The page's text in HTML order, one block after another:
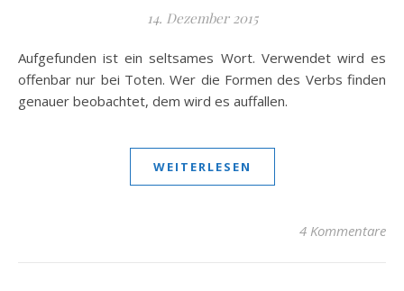
14. Dezember 2015
Aufgefunden ist ein seltsames Wort. Verwendet wird es
offenbar nur bei Toten. Wer die Formen des Verbs finden
genauer beobachtet, dem wird es auffallen.
WEITERLESEN
4 Kommentare